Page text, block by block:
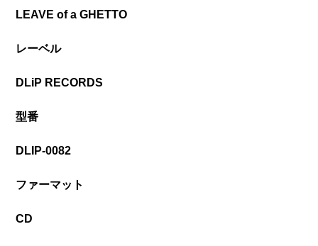
LEAVE of a GHETTO
レーベル
DLiP RECORDS
型番
DLIP-0082
ファーマット
CD